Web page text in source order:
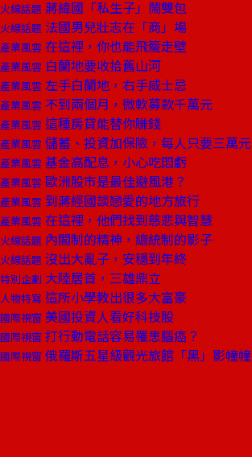
火線話題 蔣緯國「私生子」鬧雙包
火線話題 法國男兒壯志在「商」場
產業風雲 在這裡，你也能飛簷走壁
產業風雲 白蘭地要收拾舊山河
產業風雲 左手白蘭地，右手威士忌
產業風雲 不到兩個月，微軟募款千萬元
產業風雲 這種房貸能替你賺錢
產業風雲 儲蓄、投資加保險，每人只要三萬元
產業風雲 基金高配息，小心吃悶虧
產業風雲 歐洲股市是最佳避風港？
產業風雲 到蔣經國談戀愛的地方旅行
產業風雲 在這裡，他們找到慈悲與智慧
火線話題 內閣制的精神，總統制的影子
火線話題 沒出大亂子，安穩到年終
特別企劃 大陸居首，三雄鼎立
人物特寫 這所小學教出很多大富豪
國際視窗 美國投資人看好科技股
國際視窗 打行動電話容易罹患腦癌？
國際視窗 俄羅斯五星級觀光旅館「黑」影幢幢